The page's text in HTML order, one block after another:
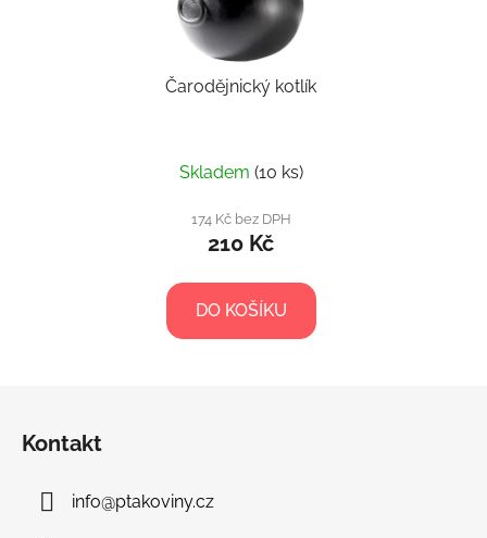
Čarodějnický kotlík
Skladem (10 ks)
174 Kč bez DPH
210 Kč
DO KOŠÍKU
Kontakt
info@ptakoviny.cz